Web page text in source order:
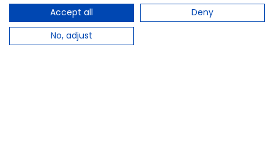
Accept all
Deny
No, adjust